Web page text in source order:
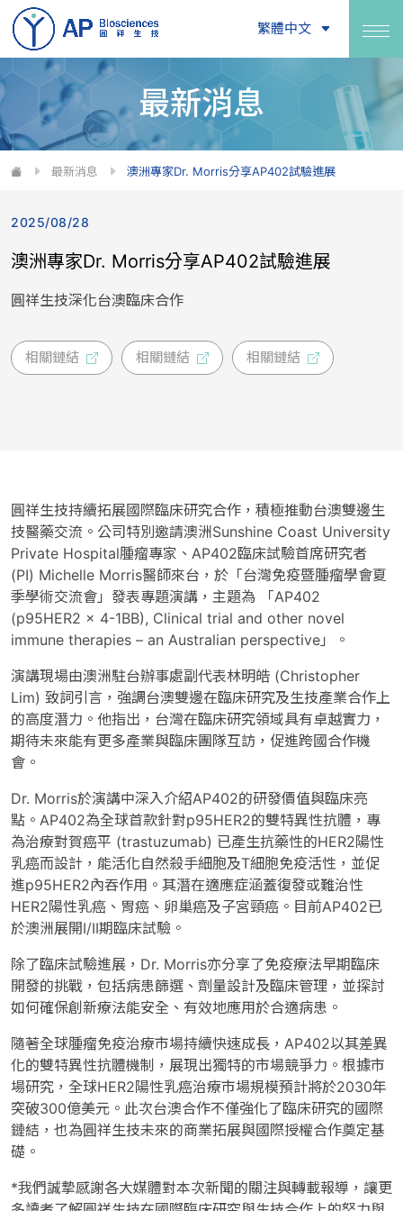
繁體中文
最新消息
最新消息 澳洲專家Dr. Morris分享AP402試驗進展
2025/08/28
澳洲專家Dr. Morris分享AP402試驗進展
圓祥生技深化台澳臨床合作
相關鏈結 相關鏈結 相關鏈結
圓祥生技持續拓展國際臨床研究合作，積極推動台澳雙邊生
技醫藥交流。公司特別邀請澳洲Sunshine Coast University
Private Hospital腫瘤專家、AP402臨床試驗首席研究者
(PI) Michelle Morris醫師來台，於「台灣免疫暨腫瘤學會夏
季學術交流會」發表專題演講，主題為 「AP402
(p95HER2 x 4-1BB), Clinical trial and other novel
immune therapies – an Australian perspective」。
演講現場由澳洲駐台辦事處副代表林明皓 (Christopher
Lim) 致詞引言，強調台澳雙邊在臨床研究及生技產業合作上
的高度潛力。他指出，台灣在臨床研究領域具有卓越實力，
期待未來能有更多產業與臨床團隊互訪，促進跨國合作機
會。
Dr. Morris於演講中深入介紹AP402的研發價值與臨床亮
點。AP402為全球首款針對p95HER2的雙特異性抗體，專
為治療對賀癌平 (trastuzumab) 已產生抗藥性的HER2陽性
乳癌而設計，能活化自然殺手細胞及T細胞免疫活性，並促
進p95HER2內吞作用。其潛在適應症涵蓋復發或難治性
HER2陽性乳癌、胃癌、卵巢癌及子宮頸癌。目前AP402已
於澳洲展開I/II期臨床試驗。
除了臨床試驗進展，Dr. Morris亦分享了免疫療法早期臨床
開發的挑戰，包括病患篩選、劑量設計及臨床管理，並探討
如何確保創新療法能安全、有效地應用於合適病患。
隨著全球腫瘤免疫治療市場持續快速成長，AP402以其差異
化的雙特異性抗體機制，展現出獨特的市場競爭力。根據市
場研究，全球HER2陽性乳癌治療市場規模預計將於2030年
突破300億美元。此次台澳合作不僅強化了臨床研究的國際
鏈結，也為圓祥生技未來的商業拓展與國際授權合作奠定基
礎。
*我們誠摯感謝各大媒體對本次新聞的關注與轉載報導，讓更